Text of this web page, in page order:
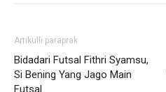
Artikulli paraprak
Bidadari Futsal Fithri Syamsu,
Si Bening Yang Jago Main
Futsal